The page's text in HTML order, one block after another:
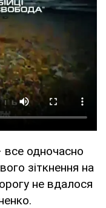
все одночасно
зіткнення на
не вдалося